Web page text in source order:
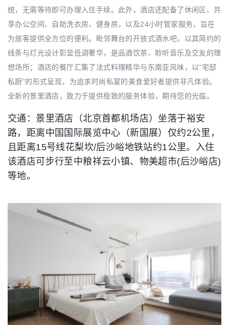
统，无需等待即可办理入住手续。此外，酒店还配备了休闲区、共
享办公空间、自助洗衣房、健身房，以及24小时管家服务，旨在
为旅客提供全方位的便利。毗邻舞台的开放式酒水吧，以其简约的
线条与灯光设计彰显低调奢华，是品酒饮茶、聆听音乐及交友的理
想场所；酒店的餐厅汇集了法式料理精华与东南亚风味，以“宅邸
私厨”的形式呈现，为追求时尚私宴的美食爱好者提供非凡体验。
全新的景里酒店，致力于提供极致的服务体验，期待您的光临。
交通：景里酒店（北京首都机场店）坐落于裕安
路，距离中国国际展览中心（新国展）仅约2公里，
且距离15号线花梨坎/后沙峪地铁站约1公里。入住
该酒店可步行至中粮祥云小镇、物美超市(后沙峪店)
等地。